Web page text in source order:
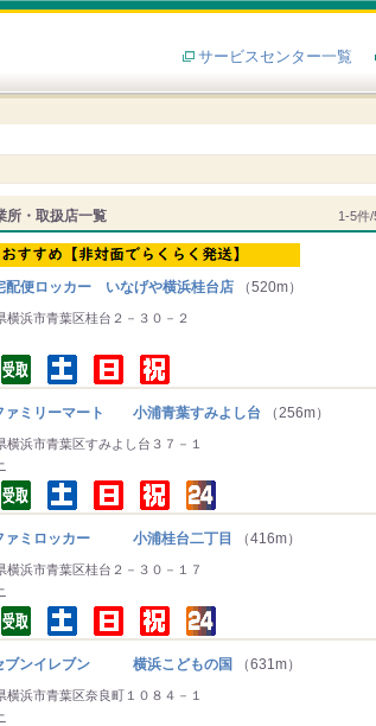
サービスセンター一覧
所・取扱店一覧 1-5件
便ロッカー いなげや横浜桂台店 （520m）
横浜市青葉区桂台２－３０－２
ミリーマート 小浦青葉すみよし台 （256m）
横浜市青葉区すみよし台３７－１
ミロッカー 小浦桂台二丁目 （416m）
横浜市青葉区桂台２－３０－１７
ンイレブン 横浜こどもの国 （631m）
横浜市青葉区奈良町１０８４－１